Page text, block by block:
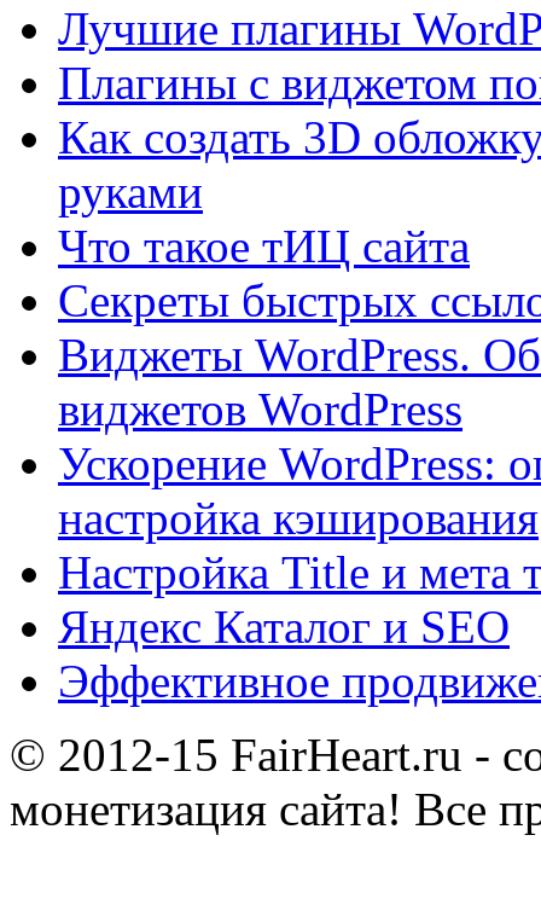
Лучшие плагины
Плагины с виджетом
Как создать 3D
руками
Что такое тИЦ сайта
Секреты быстрых
Виджеты WordPress.
виджетов WordPress
Ускорение WordPress:
настройка кэширования
Настройка Title и мета
Яндекс Каталог и SEO
Эффективное
© 2012-15 FairHeart.ru -
монетизация сайта! Все